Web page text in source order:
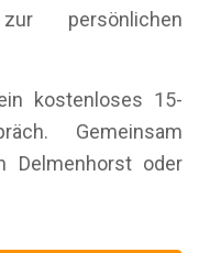
persönlichen
kostenloses 15-
Gemeinsam
Delmenhorst oder